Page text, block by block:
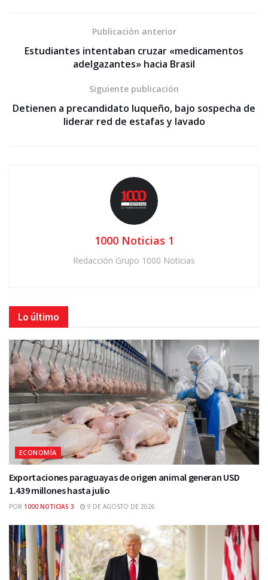
Publicación anterior
Estudiantes intentaban cruzar «medicamentos
adelgazantes» hacia Brasil
Siguiente publicación
Detienen a precandidato luqueño, bajo sospecha de
liderar red de estafas y lavado
1000 Noticias 1
Redacción Grupo 1000 Noticias
Lo último
ECONOMÍA
Exportaciones paraguayas de origen animal generan USD
1.439 millones hasta julio
POR 1000 NOTICIAS 3 9 DE AGOSTO DE 2026